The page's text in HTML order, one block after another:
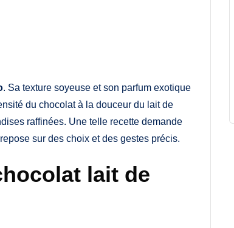
. Sa texture soyeuse et son parfum exotique
du chocolat à la douceur du lait de
raffinées. Une telle recette demande
sur des choix et des gestes précis.
lait de